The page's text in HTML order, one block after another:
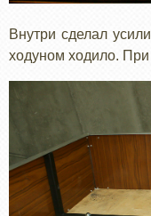
Внутри сделал
ходуном ходило.